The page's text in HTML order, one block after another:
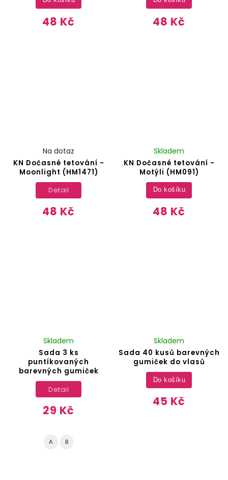
48 Kč 48 Kč
KN Dočasné tetování -
Moonlight (HM1471)
Na dotaz
48 Kč
Detail
KN Dočasné tetování -
Motýli (HM091)
Skladem
48 Kč
Do košíku
Sada 3 ks
puntíkovaných
barevných gumiček
Skladem
29 Kč
Detail
A B
Sada 40 kusů barevných
gumiček do vlasů
Skladem
45 Kč
Do košíku